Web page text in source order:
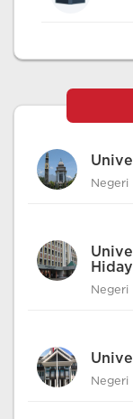
Negeri
Negeri
Negeri